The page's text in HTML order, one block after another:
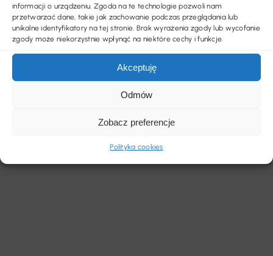
informacji o urządzeniu. Zgoda na te technologie pozwoli nam
przetwarzać dane, takie jak zachowanie podczas przeglądania lub
unikalne identyfikatory na tej stronie. Brak wyrażenia zgody lub wycofanie
zgody może niekorzystnie wpłynąć na niektóre cechy i funkcje.
Akceptuję
Odmów
Zobacz preferencje
Polityka cookies
Panele laminowane – poznaj
najczęstsze błędy przy ich
montażu
Panele laminowane to popularny wybór – są
trwałe, estetyczne i łatwe w montażu. A
przynajmniej tak się wydaje. W praktyce wiele